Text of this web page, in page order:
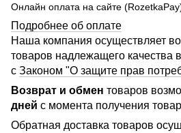
Онлайн оплата на сайте
Подробнее об оплате
Наша компания осуществляет
товаров надлежащего качества
с Законом "О защите прав
Возврат и обмен товаров
дней с момента получения
Обратная доставка товаров